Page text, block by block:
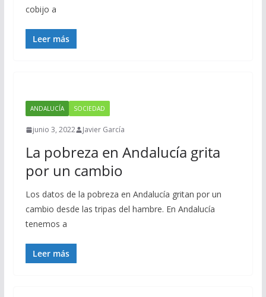
cobijo a
Leer más
ANDALUCÍA SOCIEDAD
junio 3, 2022 Javier García
La pobreza en Andalucía grita
por un cambio
Los datos de la pobreza en Andalucía gritan por un
cambio desde las tripas del hambre. En Andalucía
tenemos a
Leer más